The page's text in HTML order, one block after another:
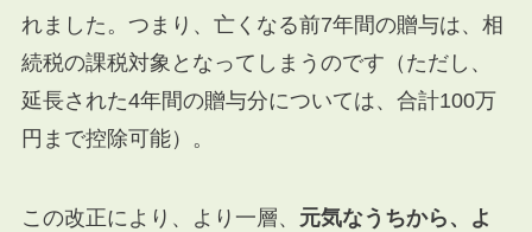
れました。つまり、亡くなる前7年間の贈与は、相
続税の課税対象となってしまうのです（ただし、
延長された4年間の贈与分については、合計100万
円まで控除可能）。
この改正により、より一層、 元気なうちから、よ